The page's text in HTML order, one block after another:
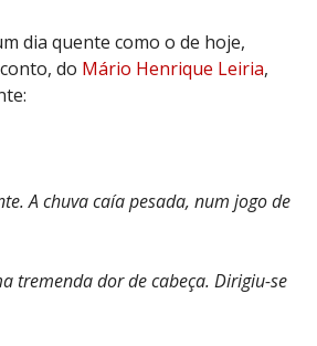
dia quente como o de hoje,
do Mário Henrique Leiria,
A chuva caía pesada, num jogo de
tremenda dor de cabeça. Dirigiu-se